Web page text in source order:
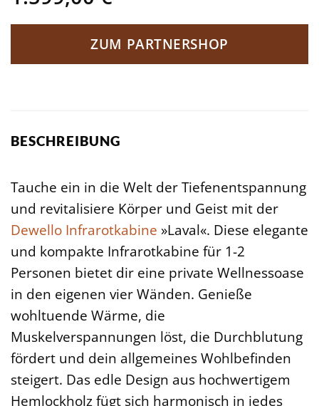
ZUM PARTNERSHOP
BESCHREIBUNG
Tauche ein in die Welt der Tiefenentspannung
und revitalisiere Körper und Geist mit der
Dewello Infrarotkabine »Laval«. Diese elegante
und kompakte Infrarotkabine für 1-2
Personen bietet dir eine private Wellnessoase
in den eigenen vier Wänden. Genieße
wohltuende Wärme, die
Muskelverspannungen löst, die Durchblutung
fördert und dein allgemeines Wohlbefinden
steigert. Das edle Design aus hochwertigem
Hemlockholz fügt sich harmonisch in jedes